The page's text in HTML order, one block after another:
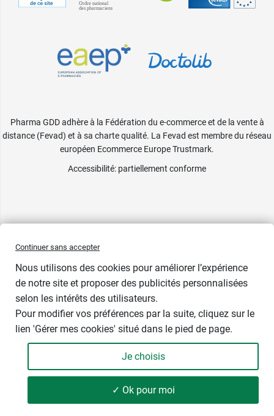
- +
Ajouter
Pharma GDD adhère à la Fédération du e-commerce et de la vente à
distance (Fevad) et à sa charte qualité. La Fevad est membre du réseau
européen Ecommerce Europe Trustmark.
Accessibilité: partiellement conforme
Continuer sans accepter
Nous utilisons des cookies pour améliorer l’expérience
de notre site et proposer des publicités personnalisées
selon les intérêts des utilisateurs.
Pour modifier vos préférences par la suite, cliquez sur le
lien 'Gérer mes cookies' situé dans le pied de page.
Je choisis
✓ Ok pour moi